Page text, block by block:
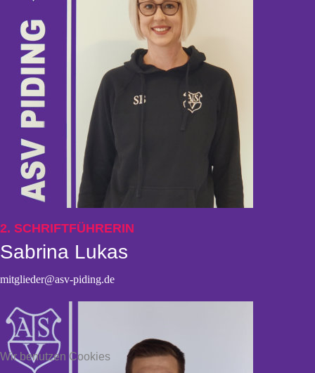
2. SCHRIFTFÜHRERIN
Sabrina Lukas
mitglieder@asv-piding.de
Wir benutzen Cookies